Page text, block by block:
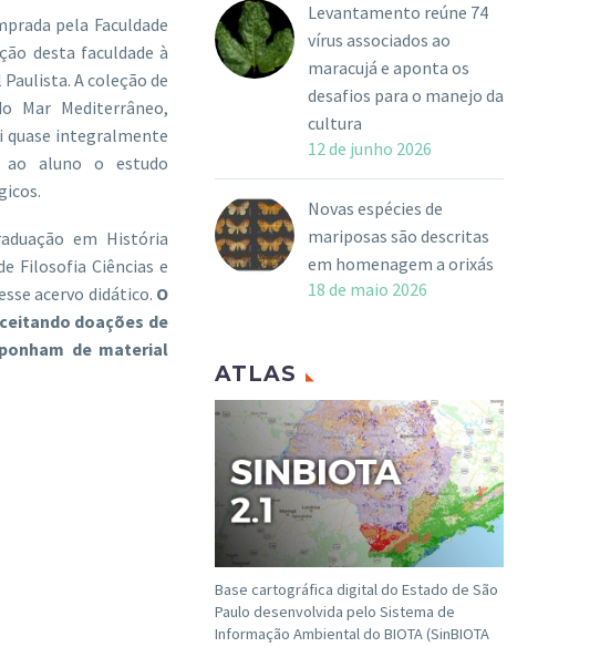
pela Faculdade
desta faculdade à
A coleção de
Mar Mediterrâneo,
quase integralmente
ao aluno o estudo
em História
Filosofia Ciências e
acervo didático. O
doações de
de material
Levantamento reúne 74
vírus associados ao
maracujá e aponta os
desafios para o manejo da
cultura
12 de junho 2026
Novas espécies de
mariposas são descritas
em homenagem a orixás
18 de maio 2026
ATLAS
Base cartográfica digital do Estado de São
Paulo desenvolvida pelo Sistema de
Informação Ambiental do BIOTA (SinBIOTA